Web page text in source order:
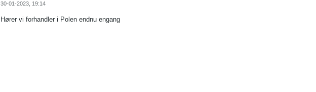
30-01-2023, 19:14
Hører vi forhandler i Polen endnu engang